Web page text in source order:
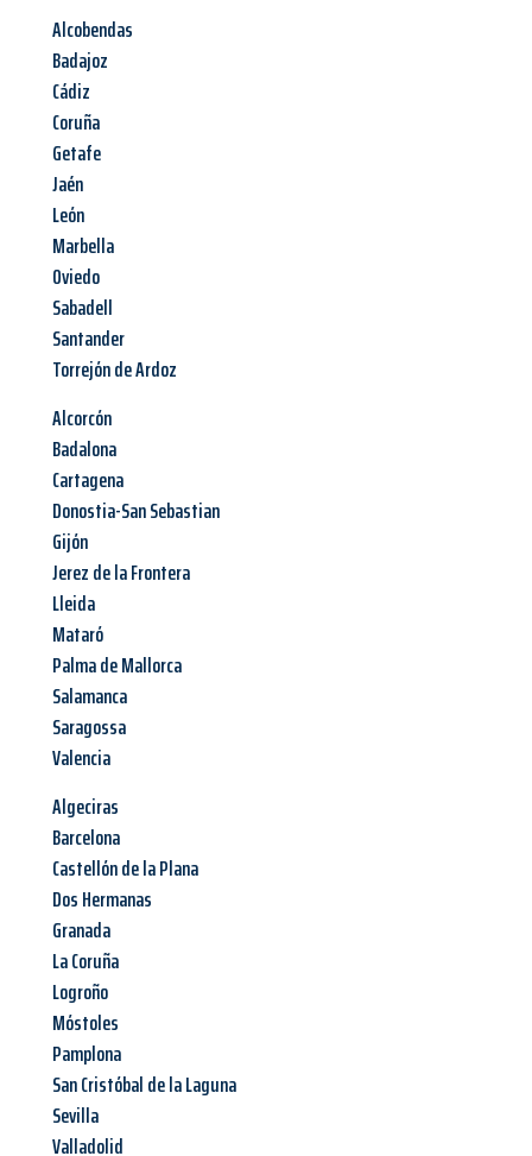
Alcobendas
Badajoz
Cádiz
Coruña
Getafe
Jaén
León
Marbella
Oviedo
Sabadell
Santander
Torrejón de Ardoz
Alcorcón
Badalona
Cartagena
Donostia-San Sebastian
Gijón
Jerez de la Frontera
Lleida
Mataró
Palma de Mallorca
Salamanca
Saragossa
Valencia
Algeciras
Barcelona
Castellón de la Plana
Dos Hermanas
Granada
La Coruña
Logroño
Móstoles
Pamplona
San Cristóbal de la Laguna
Sevilla
Valladolid